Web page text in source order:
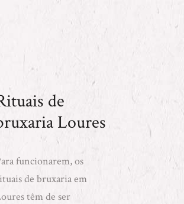
de
Loures
funcionarem, os
de bruxaria em
têm de ser